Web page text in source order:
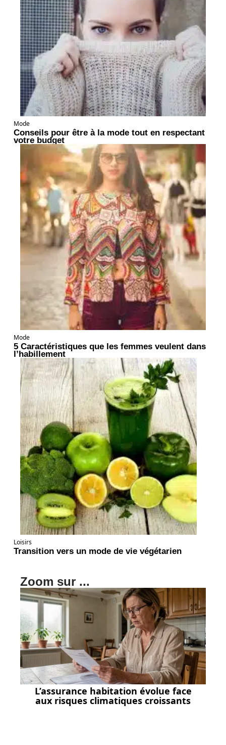
Mode
Conseils pour être à la mode tout en respectant
votre budget
Mode
5 Caractéristiques que les femmes veulent dans
l’habillement
Loisirs
Transition vers un mode de vie végétarien
Zoom sur ...
L’assurance habitation évolue face
aux risques climatiques croissants